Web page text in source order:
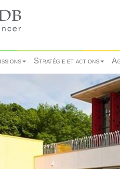
Stratégie et actions